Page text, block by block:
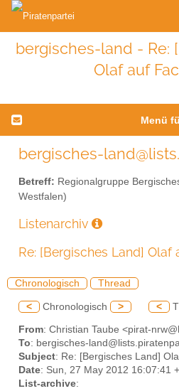
bergisches-land - Re:
Olaf auf
Menü
bergisches-
Betreff: Regionalgruppe
Westfalen)
Listenarchiv
Re: [Bergisches Land] Olaf
Chronologisch Thread
< Chronologisch > <
From: Christian Taube <pirat-
To: bergisches-
Subject: Re: [Bergisches Land]
Date: Sun, 27 May 2012 16:07:41
List-archive: